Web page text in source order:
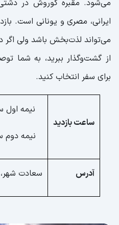
می‌شود. مقبره کوروش در دشتی
ایرانی، مصری و یونانی است.
می‌تواند لذت‌بخش باشد ولی اگر
از گشت‌وگذار ببرید، به شما
برای سفر انتخاب کنید.
ساعت بازدید
نیمه اول سال از ۸
نیمه دوم سال از ۸
آدرس سعادت شهر، کیلومتر